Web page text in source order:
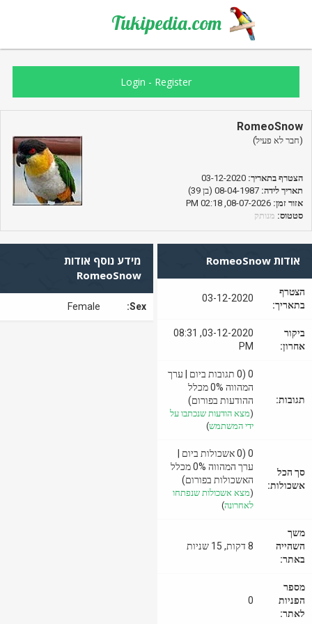
Tukipedia.com
Login - Register
RomeoSnow
(חבר לא פעיל)
הצטרף בתאריך:
תאריך לידה:
אזור זמן:
סטטוס: מנותק
אודות RomeoSnow
הצטרף
בתאריך:
03-12-2020
ביקור
אחרון:
03-12-2020, 08:31
PM
תגובות:
0 (0 תגובות ביום | ערך
המהווה 0% מכלל
ההודעות בפורום)
(מצא הודעות שנכתבו על
ידי המשתמש)
סך הכל
אשכולות:
0 (0 אשכולות ביום |
ערך המהווה 0% מכלל
האשכולות בפורום)
(מצא אשכולות שנפתחו
לאחרונה)
משך
השהייה
באתר:
8 דקות, 15 שניות
מספר
הפניות
לאתר:
0
מידע נוסף אודות
RomeoSnow
Sex:
Female